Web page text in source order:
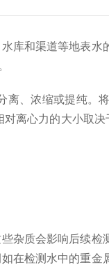
和渠道等地表水
浓缩或提纯。
离心力的大小取
质会影响后续检
在检测水中的重